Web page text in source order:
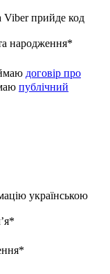
Viber прийде код
народження*
договір про
публічний
українською